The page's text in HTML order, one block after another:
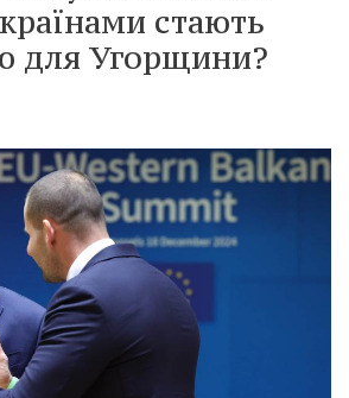
стають
для Угорщини?